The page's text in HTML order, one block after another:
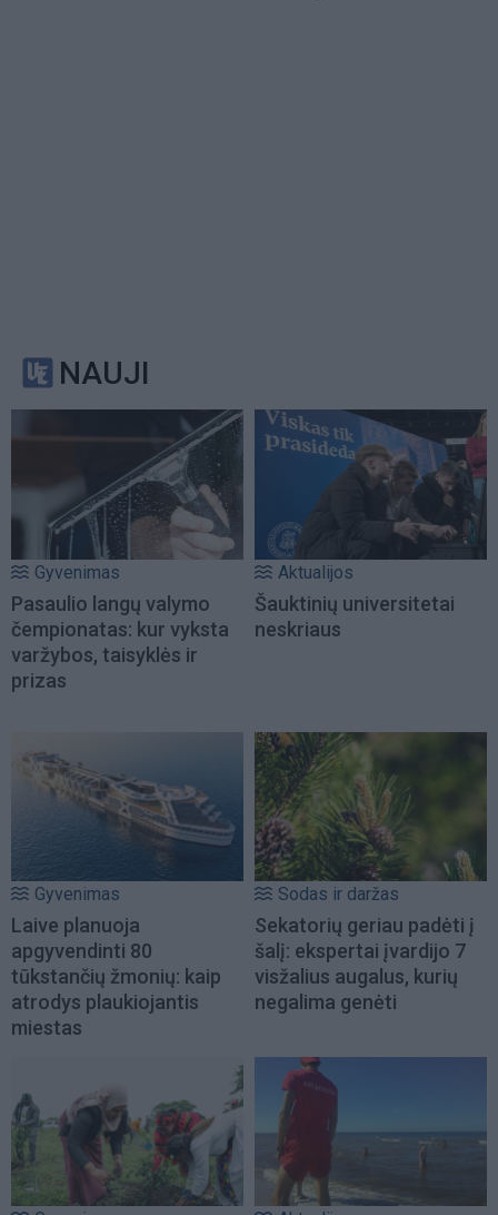
NAUJI
Gyvenimas
Pasaulio langų valymo
čempionatas: kur vyksta
varžybos, taisyklės ir
prizas
Aktualijos
Šauktinių universitetai
neskriaus
Gyvenimas
Laive planuoja
apgyvendinti 80
tūkstančių žmonių: kaip
atrodys plaukiojantis
miestas
Sodas ir daržas
Sekatorių geriau padėti į
šalį: ekspertai įvardijo 7
visžalius augalus, kurių
negalima genėti